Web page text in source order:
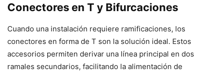
Conectores en T y Bifurcaciones
Cuando una instalación requiere ramificaciones, los
conectores en forma de T son la solución ideal. Estos
accesorios permiten derivar una línea principal en dos
ramales secundarios, facilitando la alimentación de